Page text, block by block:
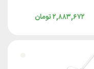
تومان۲,۸۸۳,۶۷۲